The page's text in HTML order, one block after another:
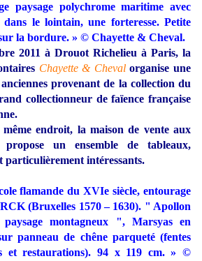
paysage polychrome maritime avec
dans le lointain, une forteresse. Petite
la bordure. » © Chayette & Cheval.
2011 à Drouot Richelieu à Paris, la
Chayette & Cheval organise une
provenant de la collection du
collectionneur de faïence française
endroit, la maison de vente aux
propose un ensemble de tableaux,
intéressants.
flamande du XVIe siècle, entourage
(Bruxelles 1570 – 1630). " Apollon
montagneux
", Marsyas en
panneau de chêne parqueté (fentes
et restaurations). 94 x 119 cm. » ©